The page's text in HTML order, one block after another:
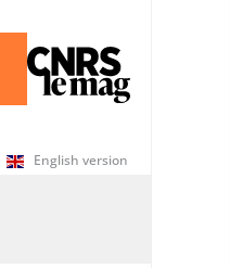
English version